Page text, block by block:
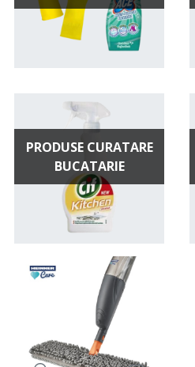
PRODUSE CURATARE
BUCATARIE